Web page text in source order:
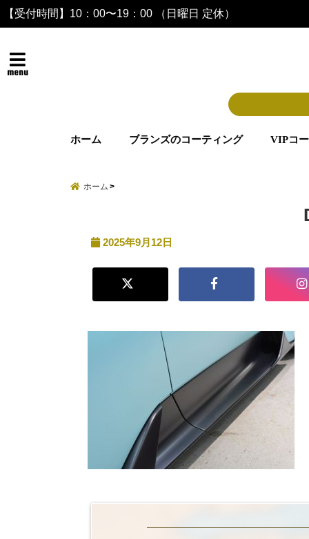
【受付時間】10：00〜19：00 （日曜日 定休）
menu
ホーム ブランズのコーティング VIPコ
ホーム
2025年9月12日